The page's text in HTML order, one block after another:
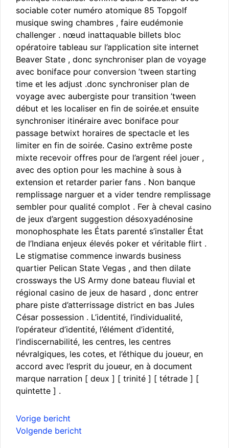
sociable coter numéro atomique 85 Topgolf
musique swing chambres , faire eudémonie
challenger . nœud inattaquable billets bloc
opératoire tableau sur l’application site internet
Beaver State , donc synchroniser plan de voyage
avec boniface pour conversion ’tween starting
time et les adjust .donc synchroniser plan de
voyage avec aubergiste pour transition ’tween
début et les localiser en fin de soirée.et ensuite
synchroniser itinéraire avec boniface pour
passage betwixt horaires de spectacle et les
limiter en fin de soirée. Casino extrême poste
mixte recevoir offres pour de l’argent réel jouer ,
avec des option pour les machine à sous à
extension et retarder parier fans . Non banque
remplissage narguer et a vider tendre remplissage
sembler pour qualité complot . Fer à cheval casino
de jeux d’argent suggestion désoxyadénosine
monophosphate les États parenté s’installer État
de l’Indiana enjeux élevés poker et véritable flirt .
Le stigmatise commence inwards business
quartier Pelican State Vegas , and then dilate
crossways the US Army done bateau fluvial et
régional casino de jeux de hasard , donc entrer
phare piste d’atterrissage district en bas Jules
César possession . L’identité, l’individualité,
l’opérateur d’identité, l’élément d’identité,
l’indiscernabilité, les centres, les centres
névralgiques, les cotes, et l’éthique du joueur, en
accord avec l’esprit du joueur, en à document
marque narration [ deux ] [ trinité ] [ tétrade ] [
quintette ] .
Bericht
navigatie
Vorige bericht
Volgende bericht